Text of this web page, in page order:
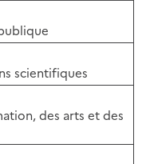
scientifiques
des arts et des